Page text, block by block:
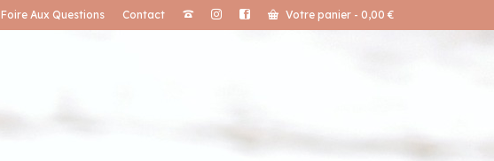
Foire Aux Questions Contact Votre panier - 0,00 €